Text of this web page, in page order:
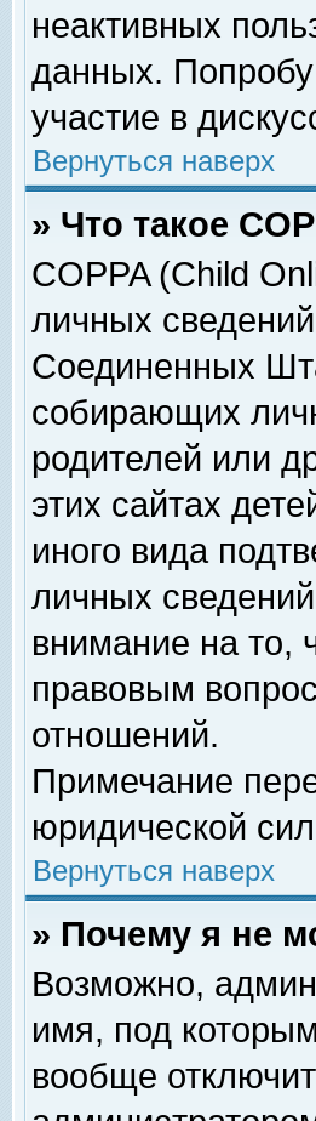
неактивных
данных.
участие в
Вернуться наверх
» Что такое
COPPA (Child
личных
Соединенных
собирающих
родителей или
этих сайтах
иного вида
личных
внимание на то,
правовым
отношений.
Примечание
юридической
Вернуться наверх
» Почему я не
Возможно,
имя, под
вообще